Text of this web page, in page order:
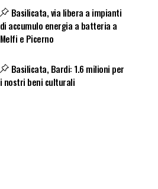
Basilicata, via libera a impianti
di accumulo energia a batteria a
Melfi e Picerno
Basilicata, Bardi: 1.6 milioni per
i nostri beni culturali